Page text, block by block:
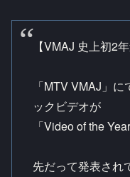
【VMAJ 史上初2
「MTV VMAJ」に
ックビデオが
「Video of the
先だって発表され